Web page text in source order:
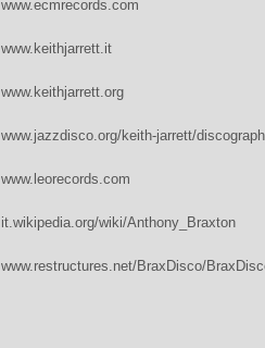
www.ecmrecords.com
www.keithjarrett.it
www.keithjarrett.org
www.jazzdisco.org/keith-jarrett/
www.leorecords.com
it.wikipedia.org/wiki/Anthony_Braxton
www.restructures.net/BraxDisco/